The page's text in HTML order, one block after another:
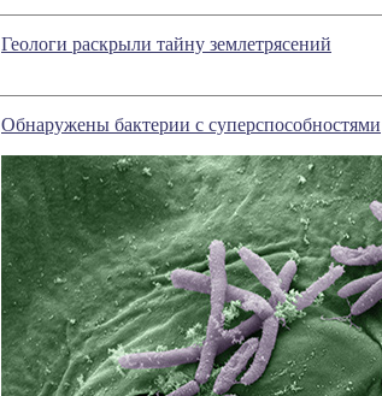
Геологи раскрыли тайну землетрясений
Обнаружены бактерии с суперспособностями